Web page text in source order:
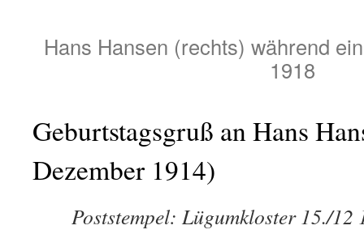
Hans Hansen (rechts) während
1918
Geburtstagsgruß an Hans
Dezember 1914)
Poststempel: Lügumkloster 15./12